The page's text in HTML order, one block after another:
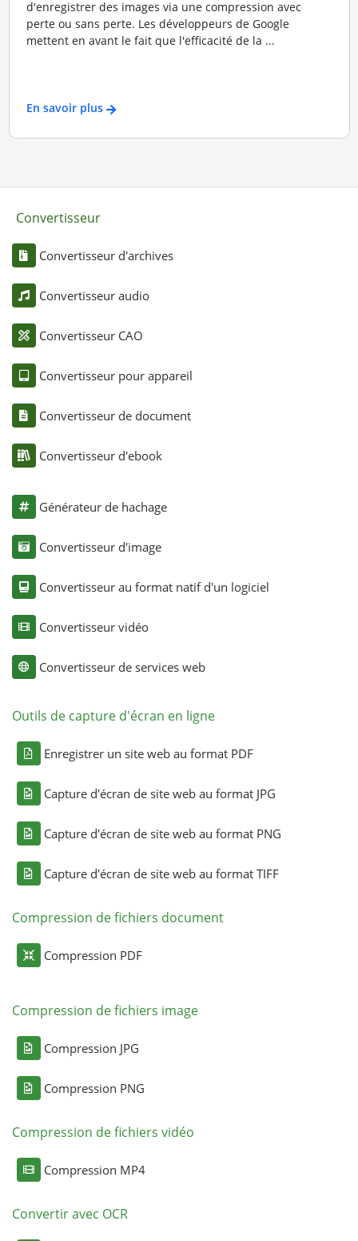
d'enregistrer des images via une compression avec
perte ou sans perte. Les développeurs de Google
mettent en avant le fait que l'efficacité de la ...
En savoir plus
Convertisseur
Convertisseur d'archives
Convertisseur audio
Convertisseur CAO
Convertisseur pour appareil
Convertisseur de document
Convertisseur d'ebook
Générateur de hachage
Convertisseur d'image
Convertisseur au format natif d'un logiciel
Convertisseur vidéo
Convertisseur de services web
Outils de capture d'écran en ligne
Enregistrer un site web au format PDF
Capture d'écran de site web au format JPG
Capture d'écran de site web au format PNG
Capture d'écran de site web au format TIFF
Compression de fichiers document
Compression PDF
Compression de fichiers image
Compression JPG
Compression PNG
Compression de fichiers vidéo
Compression MP4
Convertir avec OCR